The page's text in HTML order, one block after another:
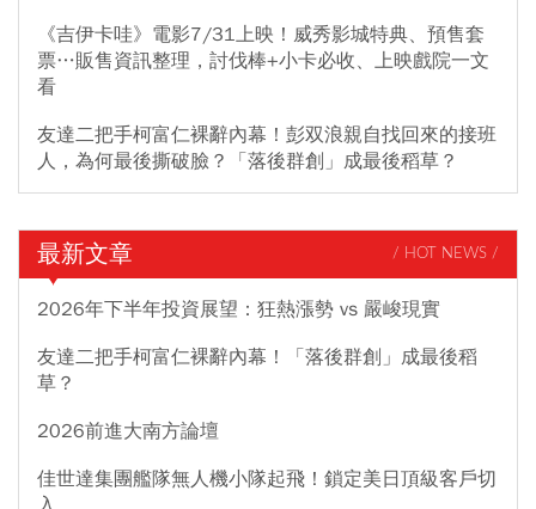
《吉伊卡哇》電影7/31上映！威秀影城特典、預售套
票…販售資訊整理，討伐棒+小卡必收、上映戲院一文
看
友達二把手柯富仁裸辭內幕！彭双浪親自找回來的接班
人，為何最後撕破臉？「落後群創」成最後稻草？
最新文章 / HOT NEWS /
2026年下半年投資展望：狂熱漲勢 vs 嚴峻現實
友達二把手柯富仁裸辭內幕！「落後群創」成最後稻
草？
2026前進大南方論壇
佳世達集團艦隊無人機小隊起飛！鎖定美日頂級客戶切